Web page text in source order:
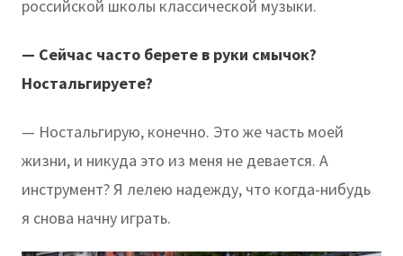
российской школы классической музыки.
— Сейчас часто берете в руки смычок?
Ностальгируете?
— Ностальгирую, конечно. Это же часть моей
жизни, и никуда это из меня не девается. А
инструмент? Я лелею надежду, что когда-нибудь
я снова начну играть.